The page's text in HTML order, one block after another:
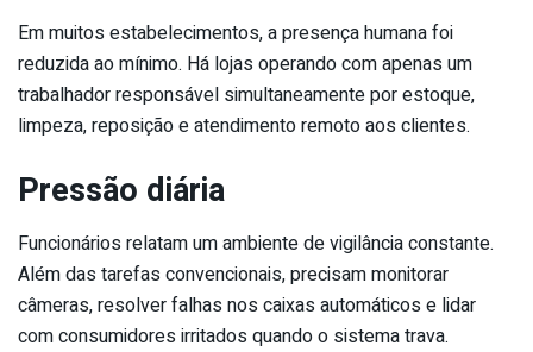
Em muitos estabelecimentos, a presença humana foi
reduzida ao mínimo. Há lojas operando com apenas um
trabalhador responsável simultaneamente por estoque,
limpeza, reposição e atendimento remoto aos clientes.
Pressão diária
Funcionários relatam um ambiente de vigilância constante.
Além das tarefas convencionais, precisam monitorar
câmeras, resolver falhas nos caixas automáticos e lidar
com consumidores irritados quando o sistema trava.